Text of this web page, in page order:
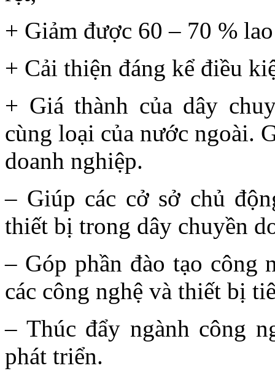
+ Giảm được 60 – 70 %
+ Cải thiện đáng kể điều
+ Giá thành của dây
cùng loại của nước ngoài.
doanh nghiệp.
– Giúp các cở sở chủ
thiết bị trong dây chuyền
– Góp phần đào tạo công
các công nghệ và thiết bị
– Thúc đẩy ngành công
phát triển.